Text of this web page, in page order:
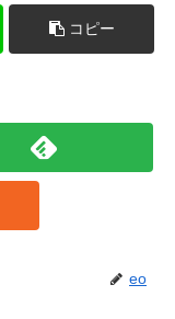
コピー
eo